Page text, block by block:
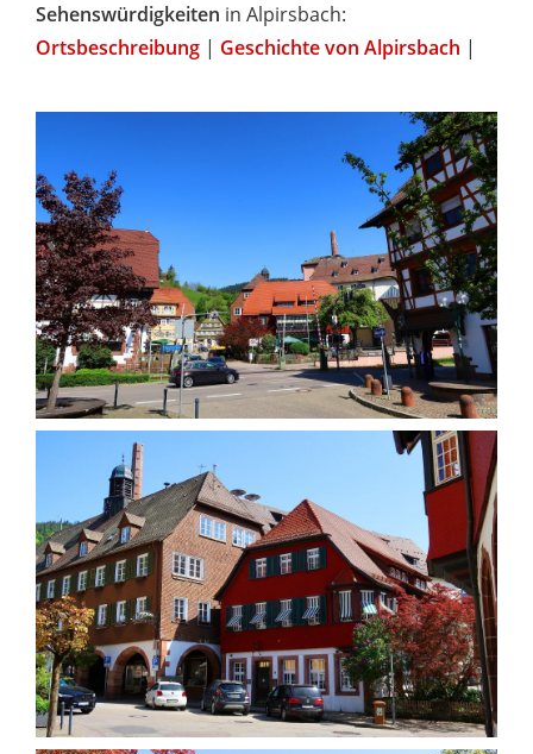
Sehenswürdigkeiten in Alpirsbach:
Ortsbeschreibung | Geschichte von Alpirsbach |